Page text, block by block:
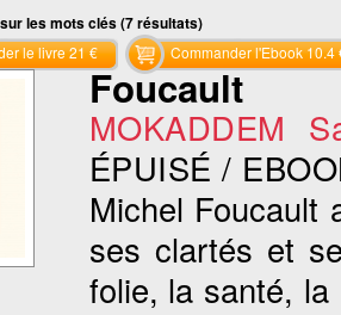
le livre 21 € Commander l'Ebook 10.4
les mots clés (7 résultats)
Foucault
MOKADDEM
ÉPUISÉ /
Michel Foucault
ses clartés et
folie, la santé,